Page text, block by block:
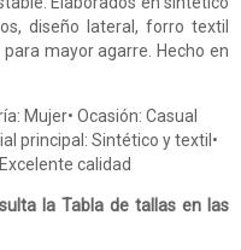
diseño lateral, forro textil
mayor agarre. Hecho en
Mujer• Ocasión: Casual
principal: Sintético y textil•
calidad
la Tabla de tallas en las